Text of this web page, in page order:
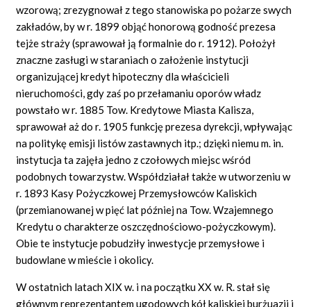
wzorową; zrezygnował z tego stanowiska po pożarze swych
zakładów, by w r. 1899 objąć honorową godność prezesa
tejże straży (sprawował ją formalnie do r. 1912). Położył
znaczne zasługi w staraniach o założenie instytucji
organizującej kredyt hipoteczny dla właścicieli
nieruchomości, gdy zaś po przełamaniu oporów władz
powstało w r. 1885 Tow. Kredytowe Miasta Kalisza,
sprawował aż do r. 1905 funkcję prezesa dyrekcji, wpływając
na politykę emisji listów zastawnych itp.; dzięki niemu m. in.
instytucja ta zajęła jedno z czołowych miejsc wśród
podobnych towarzystw. Współdziałał także w utworzeniu w
r. 1893 Kasy Pożyczkowej Przemysłowców Kaliskich
(przemianowanej w pięć lat później na Tow. Wzajemnego
Kredytu o charakterze oszczędnościowo-pożyczkowym).
Obie te instytucje pobudziły inwestycje przemysłowe i
budowlane w mieście i okolicy.
W ostatnich latach XIX w. i na początku XX w. R. stał się
głównym reprezentantem ugodowych kół kaliskiej burżuazji i